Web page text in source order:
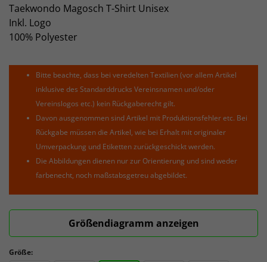
Taekwondo Magosch T-Shirt Unisex
Inkl. Logo
100% Polyester
Bitte beachte, dass bei veredelten Textilien (vor allem Artikel
inklusive des Standarddrucks Vereinsnamen und/oder
Vereinslogos etc.) kein Rückgaberecht gilt.
Davon ausgenommen sind Artikel mit Produktionsfehler etc. Bei
Rückgabe müssen die Artikel, wie bei Erhalt mit originaler
Umverpackung und Etiketten zurückgeschickt werden.
Die Abbildungen dienen nur zur Orientierung und sind weder
farbenecht, noch maßstabsgetreu abgebildet.
Größendiagramm anzeigen
Größe: